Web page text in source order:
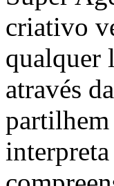
criativo
qualquer
através